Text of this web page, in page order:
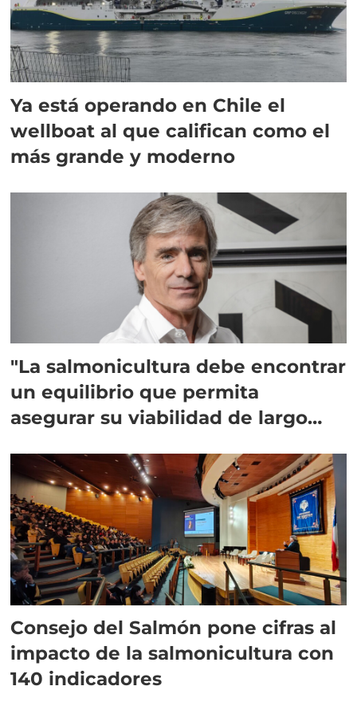
Ya está operando en Chile el
wellboat al que califican como el
más grande y moderno
"La salmonicultura debe encontrar
un equilibrio que permita
asegurar su viabilidad de largo
Consejo del Salmón pone cifras al
impacto de la salmonicultura con
140 indicadores